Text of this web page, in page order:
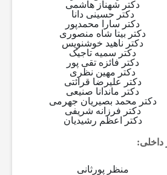
دکتر شهناز هاشمی
دکتر حسینی دانا
دکتر سارا محمدپور
دکتر بیتا شاه منصوری
دکتر ناهید خوشنویس
دکتر سمیه تاجیک
دکتر فائزه تقی پور
دکتر مهین نظری
دکتر علیرضا قرائتی
دکتر ماندانا صنیعی
دکتر محمد بصيريان جهرمی
دکتر فرزانه شریفی
دکتر اعظم رشیدیان
:
منظر پورثانی